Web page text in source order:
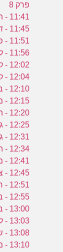
פרק 8
11:41 - תותי פרוטי - פרק 15
11:45 - דוד חיים בממלכת הצבעים - פרק 9
11:51 - פיקס וליאו - פרק 4
11:56 - לקילולו - פרק 11
12:02 - קליפ יום הולדת - פרק 279
12:04 - קטני - פרק 7
12:10 - בוגי באג - פרק 2
12:15 - מונה וטוש - פרק 12
12:20 - הכיתה של טיני וטאייני - פרק 37
12:25 - גן הצוציקים מארח - פרק 39
12:31 - גן הצוציקים מארח - פרק 35
12:34 - הארמון המתעורר - פרק 29
12:41 - מסביב לשעון - פרק 8
12:45 - צ'ופיס - פרק 66
12:51 - רוקו - פרק 22
12:55 - ביפ ביפ - פרק 1
13:00 - בואו לרקוד! - פרק 83
13:03 - לולה הקטנה בעיר הגדולה - פרק 19
13:08 - שירים ראשונים - פרק 71
13:10 - מומנטו השף הגדול - פרק 1